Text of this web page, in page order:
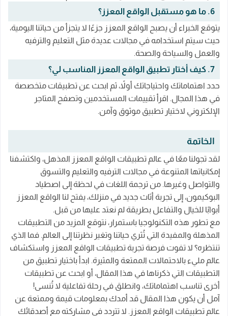
6. ما هو مستقبل الواقع المعزز؟
يتوقع الخبراء أن يصبح الواقع المعزز جزءًا لا يتجزأ من حياتنا اليومية،
حيث سيتم استخدامه في مجالات عديدة مثل التعليم والترفيه
والعمل والسياحة والصحة.
7. كيف أختار تطبيق الواقع المعزز المناسب لي؟
حدد اهتماماتك واحتياجاتك أولاً، ثم ابحث عن تطبيقات متخصصة
في هذا المجال. اقرأ تقييمات المستخدمين وتصفح المتاجر
الإلكتروني لاختيار تطبيق موثوق وآمن.
الخاتمة
لقد تجولنا معًا في عالم تطبيقات الواقع المعزز المذهل، واكتشفنا
إمكانياتها المتنوعة في مجالات الترفيه والتعليم والتسوق
والتواصل وغيرها. من ترجمة اللغات في لحظة إلى اصطياد
البوكيمون، إلى تجربة أثاث جديد في منزلك، يفتح لنا الواقع المعزز
أبوابًا للخيال والتفاعل بطريقة لم نعتد عليها من قبل.
مع تطور هذه التكنولوجيا باستمرار، نتوقع المزيد من التطبيقات
المذهلة والمفيدة التي تُثري حياتنا وتغير نظرتنا إلى العالم. فما الذي
تنتظره؟ لا تفوت فرصة تجربة تطبيقات الواقع المعزز واستكشاف
عالم مليء بالاحتمالات الممتعة والمثيرة. ابدأ باختيار تطبيق من
التطبيقات التي ذكرناها في هذا المقال، أو ابحث عن تطبيقات
أخرى تناسب اهتماماتك، وانطلق في رحلة تفاعلية لا تُنسى!
آمل أن يكون هذا المقال قد أمدك بمعلومات قيمة وممتعة عن
عالم تطبيقات الواقع المعزز. لا تتردد في مشاركته مع أصدقائك